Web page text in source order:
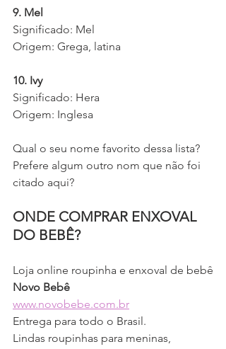
9. Mel
Significado: Mel
Origem: Grega, latina
10. Ivy
Significado: Hera
Origem: Inglesa
Qual o seu nome favorito dessa lista?
Prefere algum outro nom que não foi
citado aqui?
ONDE COMPRAR ENXOVAL
DO BEBÊ?
Loja online roupinha e enxoval de bebê
Novo Bebê
www.novobebe.com.br
Entrega para todo o Brasil.
Lindas roupinhas para meninas,